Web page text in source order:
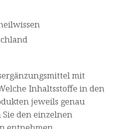
mit
Inhaltsstoffe in den
jeweils genau
den einzelnen